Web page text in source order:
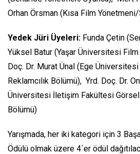
Orhan Örsman (Kısa Film
Yedek Jüri Üyeleri: Funda Çetin
Yüksel Batur (Yaşar Üniversitesi Film
Doç. Dr. Murat Ünal (Ege
Reklamcılık Bölümü), Yrd. Doç. Dr.
Üniversitesi İletişim Fakültesi Görsel
Bölümü)
Yarışmada, her iki kategori için 3
Ödülü olmak üzere 4´er ödül